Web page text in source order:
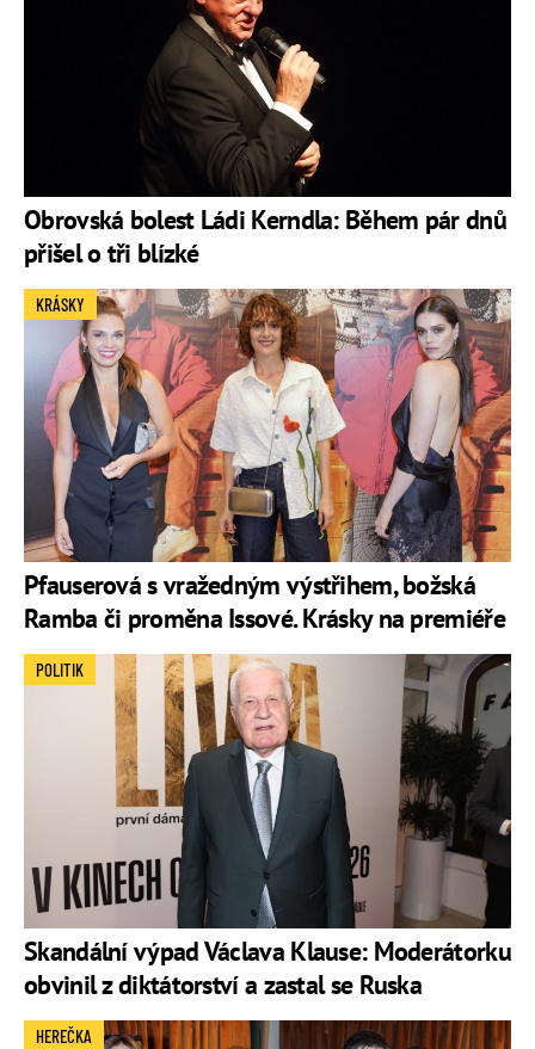
Obrovská bolest Ládi Kerndla: Během pár dnů
přišel o tři blízké
Pfauserová s vražedným výstřihem, božská
Ramba či proměna Issové. Krásky na premiéře
KRÁSKY
Skandální výpad Václava Klause: Moderátorku
obvinil z diktátorství a zastal se Ruska
POLITIK
HEREČKA